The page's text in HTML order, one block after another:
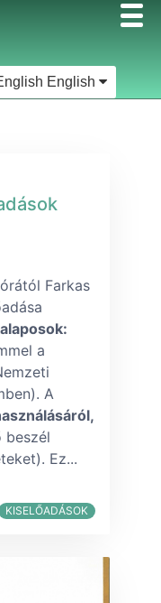
English
Farkas
a
A
beszél
Ez...
KISELŐADÁSOK